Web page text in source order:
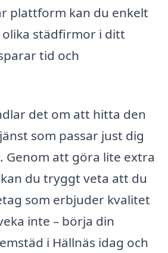
plattform kan du enkelt
städfirmor i ditt
tid och
det om att hitta den
som passar just dig
Genom att göra lite extra
du tryggt veta att du
som erbjuder kvalitet
inte – börja din
i Hällnäs idag och